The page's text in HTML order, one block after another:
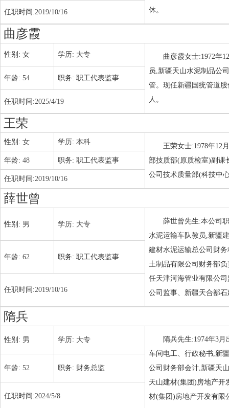
休。
任职时间:2019/10/16
曲彦霞
性别: 女 学历: 大专
曲彦霞女士:1972年
员,新疆天山水泥制品公
管。现任新疆国统管道
人。
年龄: 54 职务: 职工代表监事
任职时间:2025/4/19
王荣
性别: 女 学历: 本科
王荣女士:1978年12
部技质部(原质检室)副课
公司技术质量部(科技中
年龄: 48 职务: 职工代表监事
任职时间:2019/10/16
薛世曾
性别: 男 学历: 大专
薛世曾先生:本公司
水泥运输车队教员,新疆
建材水泥运输总公司财
土制品有限公司财务部
任天津河海管业有限公
公司监事、新疆天合鄯
年龄: 62 职务: 职工代表监事
任职时间:2019/10/16
隋兵
性别: 男 学历: 大专
隋兵先生:1974年3
车间电工、行政秘书,新
公司财务部会计,新疆天
天山建材(集团)房地产开
材(集团)房地产开发有限
年龄: 52 职务: 财务总监
任职时间:2024/5/8